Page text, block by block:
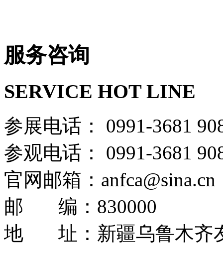
服务咨询
SERVICE HOT LINE
参展电话： 0991-
参观电话： 0991-
官网邮箱：anfca@sina.cn
邮 编：830000
地 址：新疆乌鲁木齐